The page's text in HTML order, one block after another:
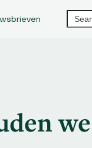
Search
we